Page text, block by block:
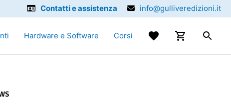
Contatti e assistenza info@gulliveredizioni.it
Hardware e Software Corsi